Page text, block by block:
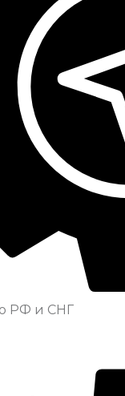
РФ и СНГ